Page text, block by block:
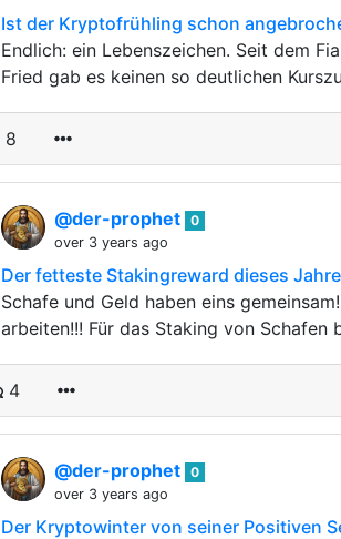
Ist der Kryptofrühling schon
Endlich: ein Lebenszeichen. Seit dem
Fried gab es keinen so deutlichen
8
@der-prophet 0
over 3 years ago
Der fetteste Stakingreward dieses
Schafe und Geld haben eins
arbeiten!!! Für das Staking von Schafen
4
@der-prophet 0
over 3 years ago
Der Kryptowinter von seiner Positiven